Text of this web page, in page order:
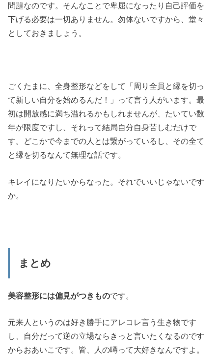
問題なのです。そんなことで卑屈になったり自己評価を
下げる必要は一切ありません。勿体ないですから、堂々
としておきましょう。
ごくたまに、全身整形などをして「周り全員と縁を切っ
て新しい自分を始めるんだ！」って言う人がいます。最
初は開放感に満ち溢れるかもしれませんが、たいてい数
年が限度ですし、それって結局自分自身苦しむだけで
す。どこかで今までの人とは繋がっているし、その全て
と縁を切るなんて無理な話です。
キレイになりたいからなった。それでいいじゃないです
か。
まとめ
美容整形には偏見がつきものです。
元来人というのは好き勝手にアレコレ言う生き物です
し、自分だって逆の立場ならきっと言いたくなるのです
からおあいこです。皆、人の噂って大好きなんですよ。